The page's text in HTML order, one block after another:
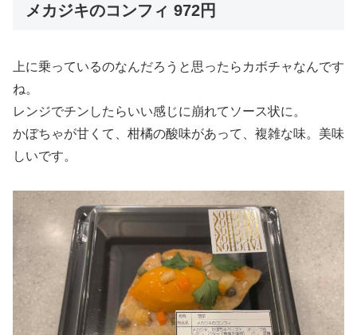
メカジキのコンフィ 972円
上に乗っているのなんだろうと思ったらカボチャなんです
ね。
レンジでチンしたらいい感じに崩れてソース状に。
かぼちゃが甘くて、柑橘の酸味があって、複雑な味。美味
しいです。